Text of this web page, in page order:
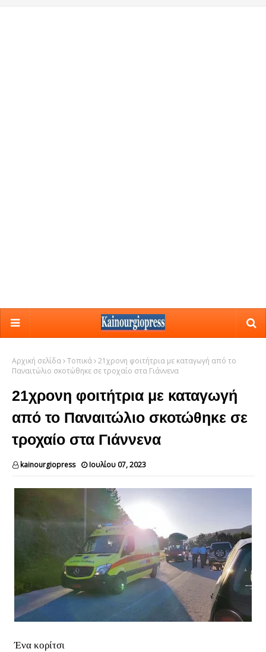
Αρχική σελίδα Τοπικά 21χρονη φοιτήτρια με καταγωγή από το
Παναιτώλιο σκοτώθηκε σε τροχαίο στα Γιάννενα
21χρονη φοιτήτρια με καταγωγή
από το Παναιτώλιο σκοτώθηκε σε
τροχαίο στα Γιάννενα
kainourgiopress Ιουλίου 07, 2023
Ένα κορίτσι